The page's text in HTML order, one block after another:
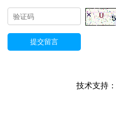
技术支持：